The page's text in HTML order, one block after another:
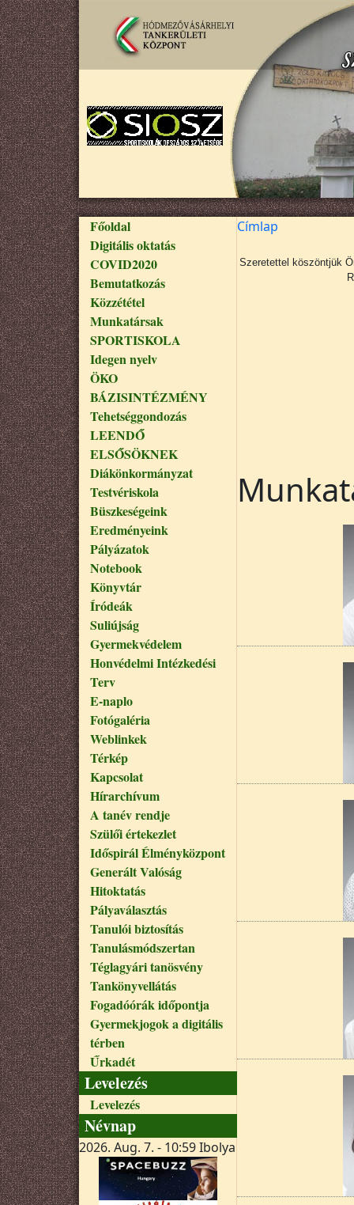
Ugrás a tartalomra
Fő navigáció
Főoldal
Digitális oktatás
COVID2020
Bemutatkozás
Közzététel
Munkatársak
SPORTISKOLA
Idegen nyelv
ÖKO
BÁZISINTÉZMÉNY
Tehetséggondozás
LEENDŐ
ELSŐSÖKNEK
Diákönkormányzat
Testvériskola
Büszkeségeink
Eredményeink
Pályázatok
Notebook
Könyvtár
Íródeák
Suliújság
Gyermekvédelem
Honvédelmi Intézkedési
Terv
E-naplo
Fotógaléria
Weblinkek
Térkép
Kapcsolat
Hírarchívum
A tanév rendje
Szülői értekezlet
Időspirál Élményközpont
Generált Valóság
Hitoktatás
Pályaválasztás
Tanulói biztosítás
Tanulásmódszertan
Téglagyári tanösvény
Tankönyvellátás
Fogadóórák időpontja
Gyermekjogok a digitális
térben
Űrkadét
Levelezés
Levelezés
Névnap
2026. Aug. 7. - 10:59Ibolya
Címlap
Szeretettel köszöntjük